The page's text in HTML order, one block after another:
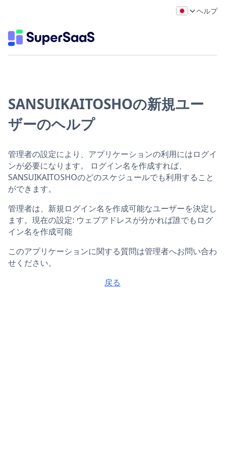
ヘルプ
SANSUIKAITOSHOの新規ユー
ザーのヘルプ
管理者の設定により、アプリケーションの利用にはログイ
ンが必要になります。 ログイン名を作成すれば、
SANSUIKAITOSHOのどのスケジュールでも利用すること
ができます。
管理者は、新規ログイン名を作成可能なユーザーを決定し
ます。現在の設定: ウェブアドレスが分かれば誰でもログ
イン名を作成可能
このアプリケーションに関する質問は管理者へお問い合わ
せください。
戻る